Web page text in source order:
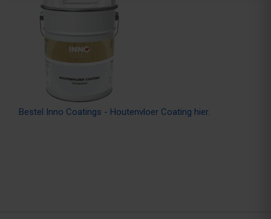
Bestel Inno Coatings - Houtenvloer Coating hier.